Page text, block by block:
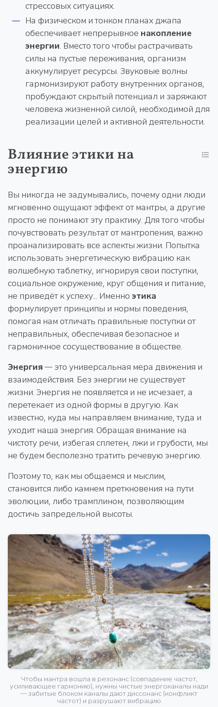
стрессовых ситуациях.
На физическом и тонком планах джапа
обеспечивает непрерывное накопление
энергии. Вместо того чтобы растрачивать
силы на пустые переживания, организм
аккумулирует ресурсы. Звуковые волны
гармонизируют работу внутренних органов,
пробуждают скрытый потенциал и заряжают
человека жизненной силой, необходимой для
реализации целей и активной деятельности.
Влияние этики на
энергию
Вы никогда не задумывались, почему одни люди
мгновенно ощущают эффект от мантры, а другие
просто не понимают эту практику. Для того чтобы
почувствовать результат от мантропения, важно
проанализировать все аспекты жизни. Попытка
использовать энергетическую вибрацию как
волшебную таблетку, игнорируя свои поступки,
социальное окружение, круг общения и питание,
не приведёт к успеху... Именно этика
формулирует принципы и нормы поведения,
помогая нам отличать правильные поступки от
неправильных, обеспечивая безопасное и
гармоничное сосуществование в обществе.
Энергия — это универсальная мера движения и
взаимодействия. Без энергии не существует
жизни. Энергия не появляется и не исчезает, а
перетекает из одной формы в другую. Как
известно, куда мы направляем внимание, туда и
уходит наша энергия. Обращая внимание на
чистоту речи, избегая сплетен, лжи и грубости, мы
не будем бесполезно тратить речевую энергию.
Поэтому то, как мы общаемся и мыслим,
становится либо камнем преткновения на пути
эволюции, либо трамплином, позволяющим
достичь запредельной высоты.
Чтобы мантра вошла в резонанс (совпадение частот,
усиливающее гармонию), нужны чистые энергоканалы нади
— забитые блоком каналы дают диссонанс (конфликт
частот) и разрушают вибрацию